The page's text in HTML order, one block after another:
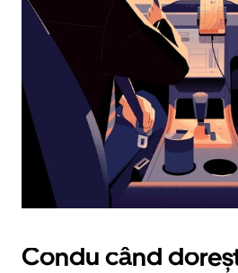
în
jos.
Închide
calendarul
apăsând
pe
butonul
Escape.
Condu când